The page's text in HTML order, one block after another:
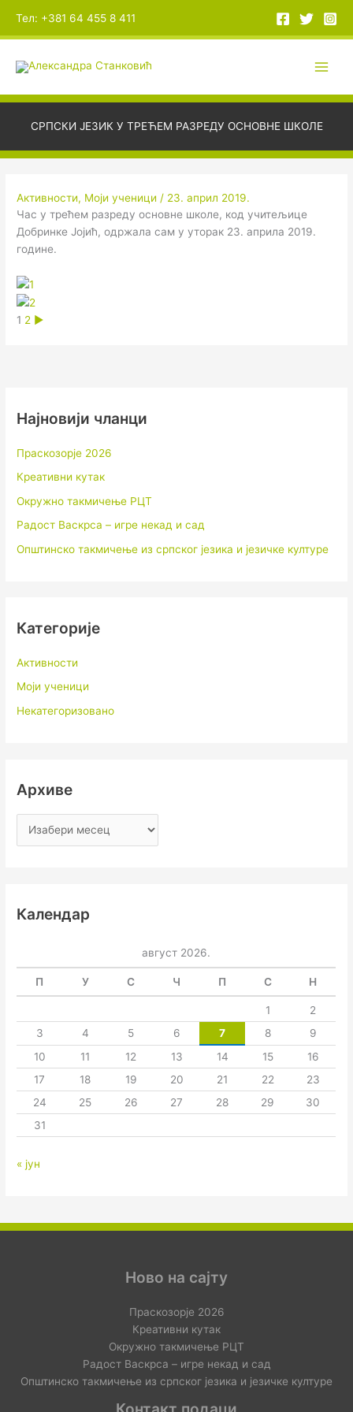
садржај
Тел: +381 64 455 8 411
СРПСКИ ЈЕЗИК У ТРЕЋЕМ РАЗРЕДУ ОСНОВНЕ ШКОЛЕ
Активности, Моји ученици / 23. април 2019.
Час у трећем разреду основне школе, код учитељице
Добринке Јојић, одржала сам у уторак 23. априла 2019.
године.
1 2 ►
Најновији чланци
Праскозорје 2026
Креативни кутак
Окружно такмичење РЦТ
Радост Васкрса – игре некад и сад
Општинско такмичење из српског језика и језичке културе
Категорије
Активности
Моји ученици
Некатегоризовано
Архиве
и
в
Календар
август 2026.
П У С Ч П С Н
1
2
3
4 5 6 7 8
9
10
11 12 13 14 15
16
17
18 19 20 21 22
23
24
25 26 27 28 29
30
31
« јун
Ново на сајту
Праскозорје 2026
Креативни кутак
Окружно такмичење РЦТ
Радост Васкрса – игре некад и сад
Општинско такмичење из српског језика и језичке културе